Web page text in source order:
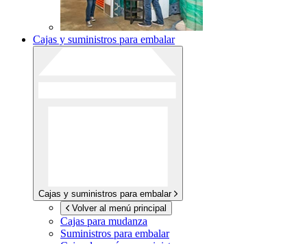
Cajas y suministros para embalar
Cajas y suministros para embalar
Volver al menú principal
Cajas para mudanza
Suministros para embalar